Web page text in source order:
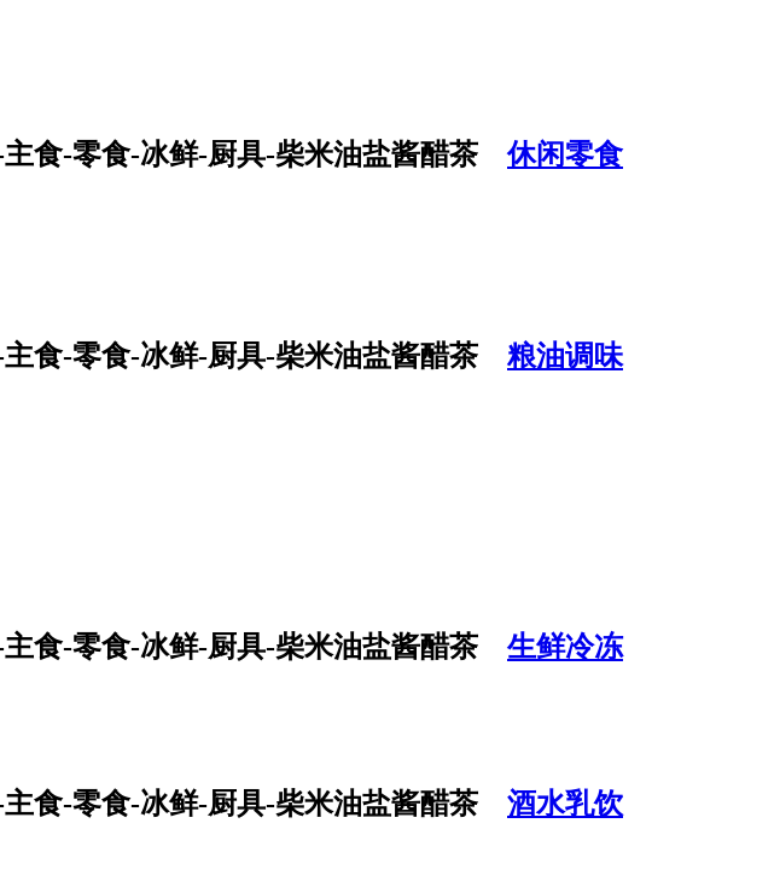
休闲零食
粮油调味
生鲜冷冻
酒水乳饮